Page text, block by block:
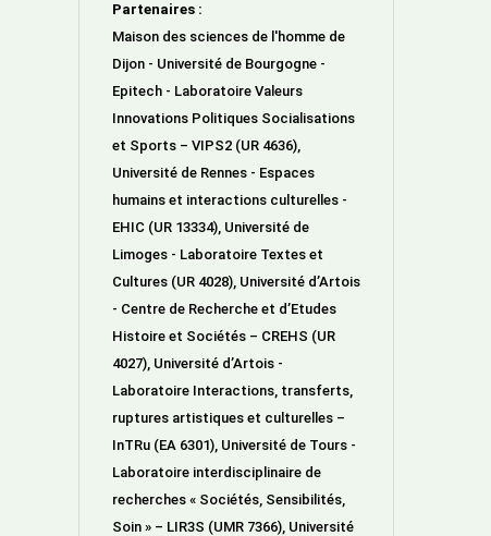
Partenaires :
Maison des sciences de l'homme de
Dijon - Université de Bourgogne -
Epitech - Laboratoire Valeurs
Innovations Politiques Socialisations
et Sports – VIPS2 (UR 4636),
Université de Rennes - Espaces
humains et interactions culturelles -
EHIC (UR 13334), Université de
Limoges - Laboratoire Textes et
Cultures (UR 4028), Université d’Artois
- Centre de Recherche et d’Etudes
Histoire et Sociétés – CREHS (UR
4027), Université d’Artois -
Laboratoire Interactions, transferts,
ruptures artistiques et culturelles –
InTRu (EA 6301), Université de Tours -
Laboratoire interdisciplinaire de
recherches « Sociétés, Sensibilités,
Soin » – LIR3S (UMR 7366), Université